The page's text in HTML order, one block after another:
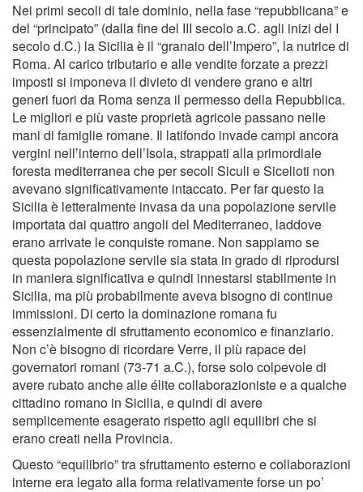
Nei primi secoli di tale dominio, nella fase “repubblicana” e
del “principato” (dalla fine del III secolo a.C. agli inizi del I
secolo d.C.) la Sicilia è il “granaio dell’Impero”, la nutrice di
Roma. Al carico tributario e alle vendite forzate a prezzi
imposti si imponeva il divieto di vendere grano e altri
generi fuori da Roma senza il permesso della Repubblica.
Le migliori e più vaste proprietà agricole passano nelle
mani di famiglie romane. Il latifondo invade campi ancora
vergini nell’interno dell’Isola, strappati alla primordiale
foresta mediterranea che per secoli Siculi e Sicelioti non
avevano significativamente intaccato. Per far questo la
Sicilia è letteralmente invasa da una popolazione servile
importata dai quattro angoli del Mediterraneo, laddove
erano arrivate le conquiste romane. Non sappiamo se
questa popolazione servile sia stata in grado di riprodursi
in maniera significativa e quindi innestarsi stabilmente in
Sicilia, ma più probabilmente aveva bisogno di continue
immissioni. Di certo la dominazione romana fu
essenzialmente di sfruttamento economico e finanziario.
Non c’è bisogno di ricordare Verre, il più rapace dei
governatori romani (73-71 a.C.), forse solo colpevole di
avere rubato anche alle élite collaborazioniste e a qualche
cittadino romano in Sicilia, e quindi di avere
semplicemente esagerato rispetto agli equilibri che si
erano creati nella Provincia.
Questo “equilibrio” tra sfruttamento esterno e collaborazioni
interne era legato alla forma relativamente forse un po’